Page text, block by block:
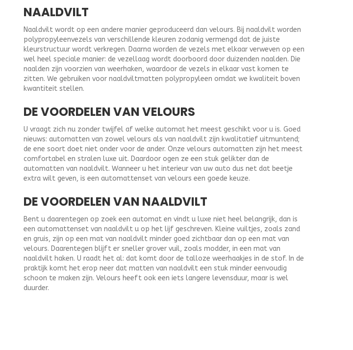
NAALDVILT
Naaldvilt wordt op een andere manier geproduceerd dan velours. Bij naaldvilt worden
polypropyleenvezels van verschillende kleuren zodanig vermengd dat de juiste
kleurstructuur wordt verkregen. Daarna worden de vezels met elkaar verweven op een
wel heel speciale manier: de vezellaag wordt doorboord door duizenden naalden. Die
naalden zijn voorzien van weerhaken, waardoor de vezels in elkaar vast komen te
zitten. We gebruiken voor naaldviltmatten polypropyleen omdat we kwaliteit boven
kwantiteit stellen.
DE VOORDELEN VAN VELOURS
U vraagt zich nu zonder twijfel af welke automat het meest geschikt voor u is. Goed
nieuws: automatten van zowel velours als van naaldvilt zijn kwalitatief uitmuntend;
de ene soort doet niet onder voor de ander. Onze velours automatten zijn het meest
comfortabel en stralen luxe uit. Daardoor ogen ze een stuk gelikter dan de
automatten van naaldvilt. Wanneer u het interieur van uw auto dus net dat beetje
extra wilt geven, is een automattenset van velours een goede keuze.
DE VOORDELEN VAN NAALDVILT
Bent u daarentegen op zoek een automat en vindt u luxe niet heel belangrijk, dan is
een automattenset van naaldvilt u op het lijf geschreven. Kleine vuiltjes, zoals zand
en gruis, zijn op een mat van naaldvilt minder goed zichtbaar dan op een mat van
velours. Daarentegen blijft er sneller grover vuil, zoals modder, in een mat van
naaldvilt haken. U raadt het al: dat komt door de talloze weerhaakjes in de stof. In de
praktijk komt het erop neer dat matten van naaldvilt een stuk minder eenvoudig
schoon te maken zijn. Velours heeft ook een iets langere levensduur, maar is wel
duurder.